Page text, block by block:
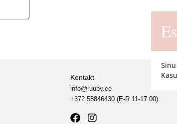
Kontakt
info@ruuby.ee
+372 58846430 (E-R 11-17.00)